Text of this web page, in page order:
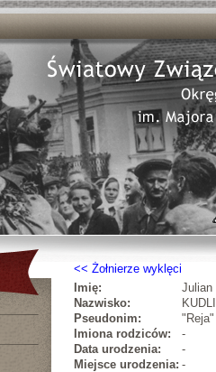
Żołnierze wyklęci
Imię:
Julian
Nazwisko:
Pseudonim:
"Reja"
Imiona rodziców:
-
Data urodzenia:
-
Miejsce urodzenia: -